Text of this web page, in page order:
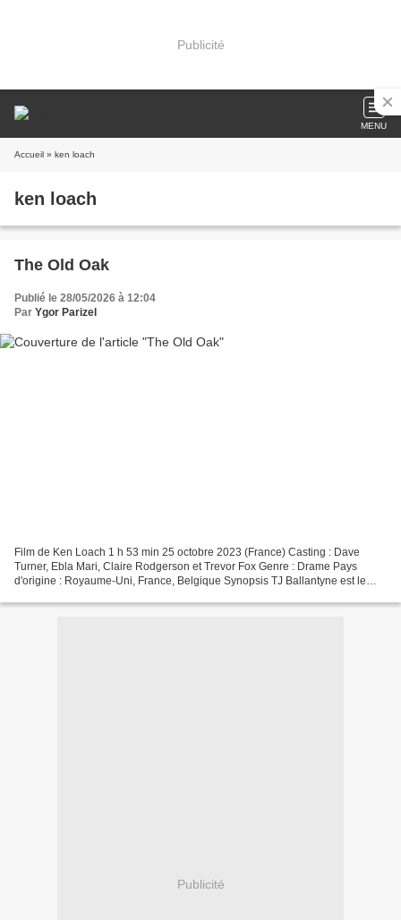
Publicité
MENU
Accueil » ken loach
ken loach
The Old Oak
Publié le 28/05/2026 à 12:04
Par Ygor Parizel
Film de Ken Loach 1 h 53 min 25 octobre 2023 (France) Casting : Dave
Turner, Ebla Mari, Claire Rodgerson et Trevor Fox Genre : Drame Pays
d'origine : Royaume-Uni, France, Belgique Synopsis TJ Ballantyne est le
Publicité